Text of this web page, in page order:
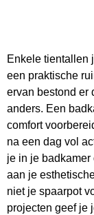
Enkele tientallen
een praktische
ervan bestond er
anders. Een
comfort
na een dag vol
je in je
aan je
niet je spaarpot
projecten geef je